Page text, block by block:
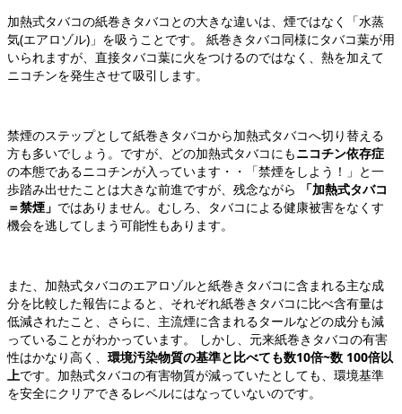
加熱式タバコの紙巻きタバコとの大きな違いは、煙ではなく「水蒸
気(エアロゾル)」を吸うことです。 紙巻きタバコ同様にタバコ葉が用
いられますが、直接タバコ葉に火をつけるのではなく、熱を加えて
ニコチンを発生させて吸引します。
禁煙のステップとして紙巻きタバコから加熱式タバコへ切り替える
方も多いでしょう。ですが、どの加熱式タバコにもニコチン依存症
の本態であるニコチンが入っています・・「禁煙をしよう！」と一
歩踏み出せたことは大きな前進ですが、残念ながら
「加熱式タバコ
＝禁煙」 ではありません。むしろ、タバコによる健康被害をなくす
機会を逃してしまう可能性もあります。
また、加熱式タバコのエアロゾルと紙巻きタバコに含まれる主な成
分を比較した報告によると、それぞれ紙巻きタバコに比べ含有量は
低減されたこと、さらに、主流煙に含まれるタールなどの成分も減
っていることがわかっています。 しかし、元来紙巻きタバコの有害
性はかなり高く、 環境汚染物質の基準と比べても数10倍~数 100倍以
上です。加熱式タバコの有害物質が減っていたとしても、環境基準
を安全にクリアできるレベルにはなっていないのです。